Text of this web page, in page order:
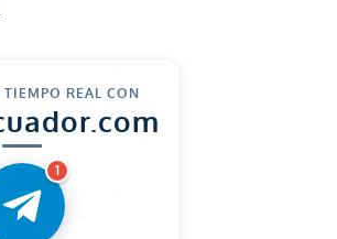
REAL CON
1